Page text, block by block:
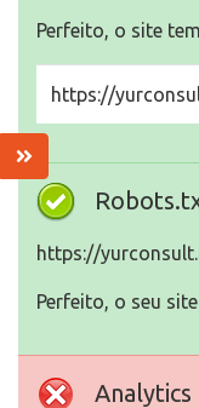
Perfeito, o site
https://
https://
Perfeito, o seu
Analytics